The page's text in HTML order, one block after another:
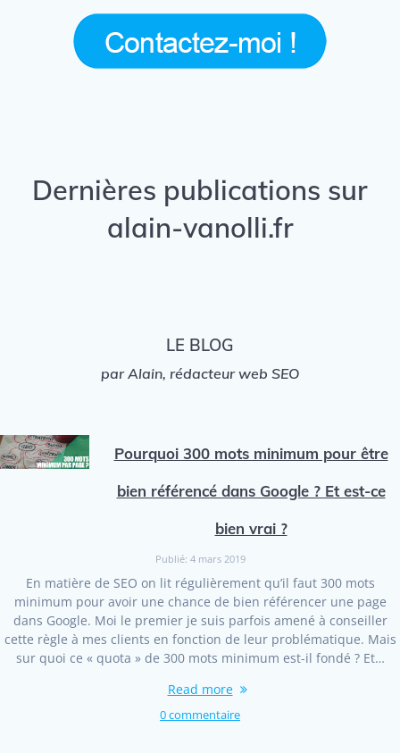
Dernières publications sur
alain-vanolli.fr
LE BLOG
par Alain, rédacteur web SEO
Pourquoi 300 mots minimum pour être
bien référencé dans Google ? Et est-ce
bien vrai ?
Publié: 4 mars 2019
En matière de SEO on lit régulièrement qu’il faut 300 mots
minimum pour avoir une chance de bien référencer une page
dans Google. Moi le premier je suis parfois amené à conseiller
cette règle à mes clients en fonction de leur problématique. Mais
sur quoi ce « quota » de 300 mots minimum est-il fondé ? Et…
Read more
0 commentaire